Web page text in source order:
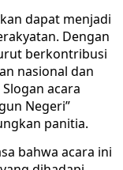
dapat menjadi
Dengan
berkontribusi
nasional dan
acara
Negeri”
panitia.
bahwa acara ini